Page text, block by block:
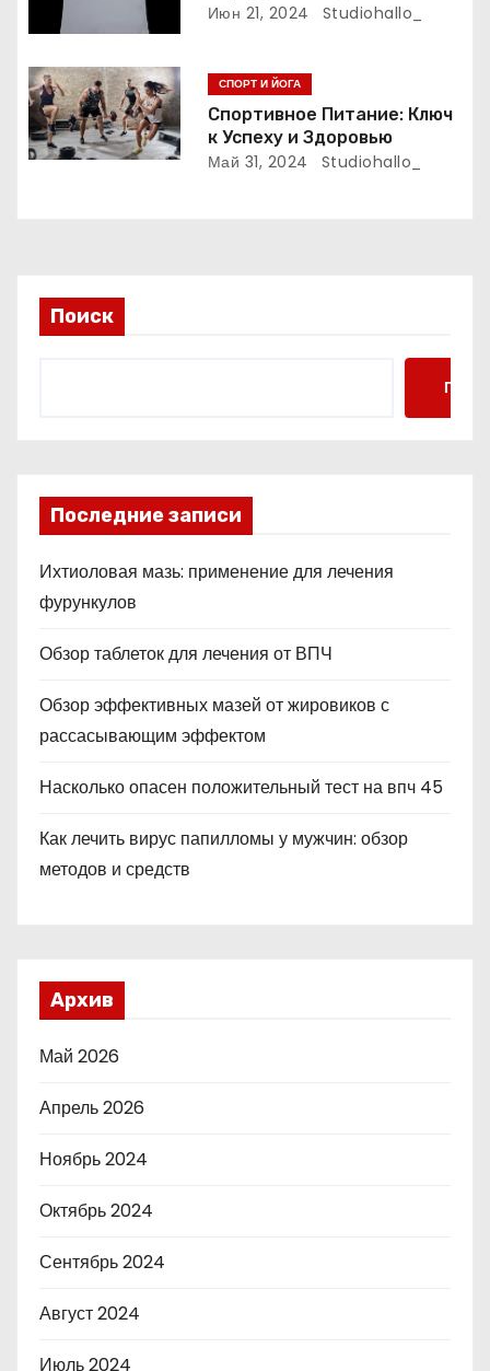
с
я
м
Июн 21, 2024 Studiohallo_
СПОРТ И ЙОГА
Спортивное Питание: Ключ
к Успеху и Здоровью
Май 31, 2024 Studiohallo_
Поиск
Поиск
Последние записи
Ихтиоловая мазь: применение для лечения
фурункулов
Обзор таблеток для лечения от ВПЧ
Обзор эффективных мазей от жировиков с
рассасывающим эффектом
Насколько опасен положительный тест на впч 45
Как лечить вирус папилломы у мужчин: обзор
методов и средств
Архив
Май 2026
Апрель 2026
Ноябрь 2024
Октябрь 2024
Сентябрь 2024
Август 2024
Июль 2024